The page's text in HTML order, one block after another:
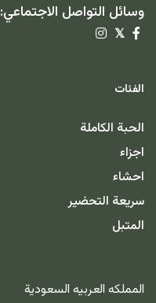
وسائل التواصل الاجتماعي:
𝕏
الفئات
الحبة الكاملة
اجزاء
احشاء
سريعة التحضير
المتبل
المملكه العربيه السعودية